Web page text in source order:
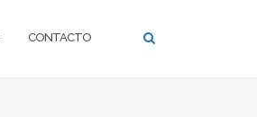
CONTACTO